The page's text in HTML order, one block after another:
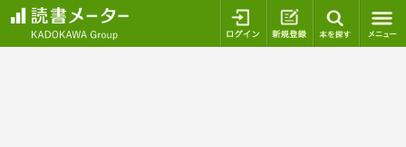
ログイン 新規登録